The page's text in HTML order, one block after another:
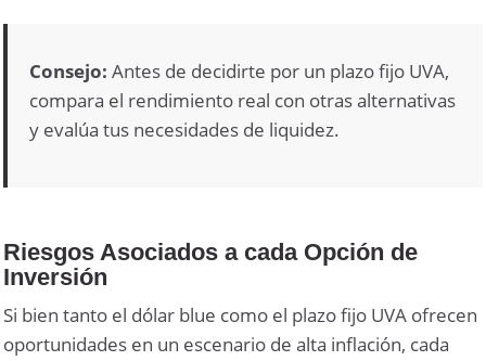
Consejo: Antes de decidirte por un plazo fijo UVA,
compara el rendimiento real con otras alternativas
y evalúa tus necesidades de liquidez.
Riesgos Asociados a cada Opción de
Inversión
Si bien tanto el dólar blue como el plazo fijo UVA ofrecen
oportunidades en un escenario de alta inflación, cada